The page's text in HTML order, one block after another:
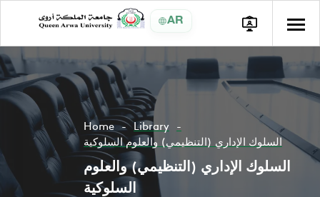
AR
Home
Library
السلوك الإداري (التنظيمي) والعلوم السلوكية
السلوك الإداري (التنظيمي) والعلوم
السلوكية